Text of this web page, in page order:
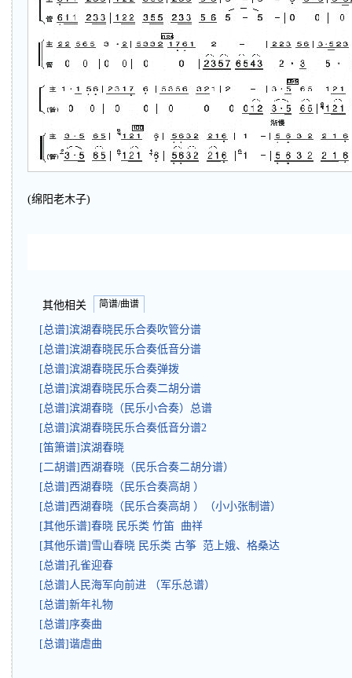
(绵阳老木子)
其他相关 简谱/曲谱
[总谱]滨湖春晓民乐合奏吹管分谱
[总谱]滨湖春晓民乐合奏低音分谱
[总谱]滨湖春晓民乐合奏弹拨
[总谱]滨湖春晓民乐合奏二胡分谱
[总谱]滨湖春晓（民乐小合奏）总谱
[总谱]滨湖春晓民乐合奏低音分谱2
[笛箫谱]滨湖春晓
[二胡谱]西湖春晓（民乐合奏二胡分谱）
[总谱]西湖春晓（民乐合奏高胡 ）
[总谱]西湖春晓（民乐合奏高胡 ）（小小张制谱）
[其他乐谱]春晓 民乐类 竹笛 曲祥
[其他乐谱]雪山春晓 民乐类 古筝 范上娥、格桑达
[总谱]孔雀迎春
[总谱]人民海军向前进 （军乐总谱）
[总谱]新年礼物
[总谱]序奏曲
[总谱]谐虐曲